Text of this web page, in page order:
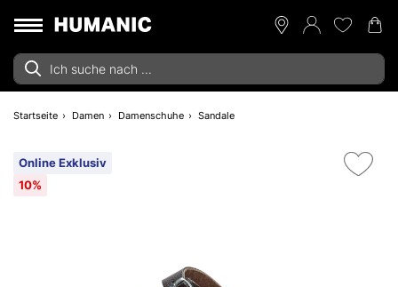
Startseite Damen Damenschuhe Sandale
Online Exklusiv
10%